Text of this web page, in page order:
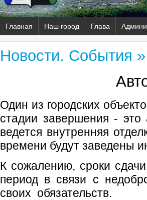
Главная Наш город Глава
Новости. События »
Один из городских
стадии завершения - это
ведется внутренняя
времени будут заведены
К сожалению, сроки
период в связи с
своих обязательств.